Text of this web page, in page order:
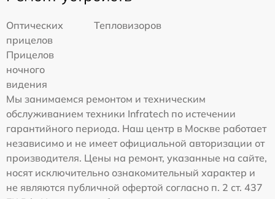
Оптических
прицелов
Тепловизоров
Прицелов
ночного
видения
Мы занимаемся ремонтом и техническим
обслуживанием техники Infratech по истечении
гарантийного периода. Наш центр в Москве работает
независимо и не имеет официальной авторизации от
производителя. Цены на ремонт, указанные на сайте,
носят исключительно ознакомительный характер и
не являются публичной офертой согласно п. 2 ст. 437